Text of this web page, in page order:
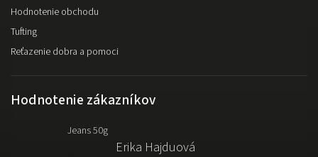
Hodnotenie obchodu
Tufting
Reťazenie dobra a pomoci
Hodnotenie zákazníkov
Jeans 50g
Erika Hajduová